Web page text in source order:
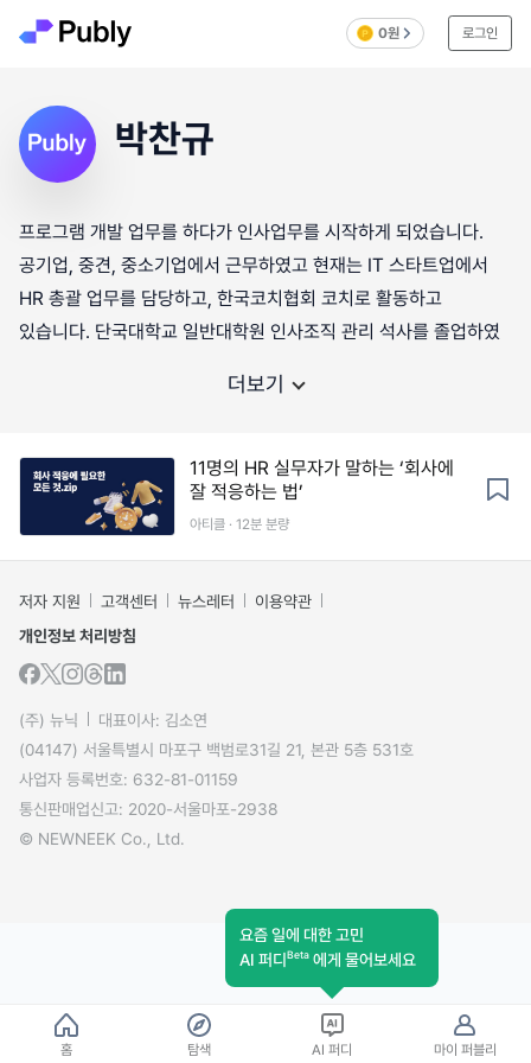
0원 로그인
박찬규
프로그램 개발 업무를 하다가 인사업무를 시작하게 되었습니다.
공기업, 중견, 중소기업에서 근무하였고 현재는 IT 스타트업에서
HR 총괄 업무를 담당하고, 한국코치협회 코치로 활동하고
있습니다. 단국대학교 일반대학원 인사조직 관리 석사를 졸업하였
더보기
11명의 HR 실무자가 말하는 ‘회사에
잘 적응하는 법’
아티클 · 12분 분량
저자 지원 고객센터 뉴스레터
이용약관
개인정보 처리방침
(주) 뉴닉
대표이사: 김소연
(04147) 서울특별시 마포구 백범로31길 21, 본관 5층 531호
사업자 등록번호: 632-81-01159
통신판매업신고: 2020-서울마포-2938
© NEWNEEK Co., Ltd.
홈 탐색
요즘 일에 대한 고민
AI 퍼디Beta 에게 물어보세요
AI 퍼디 마이 퍼블리